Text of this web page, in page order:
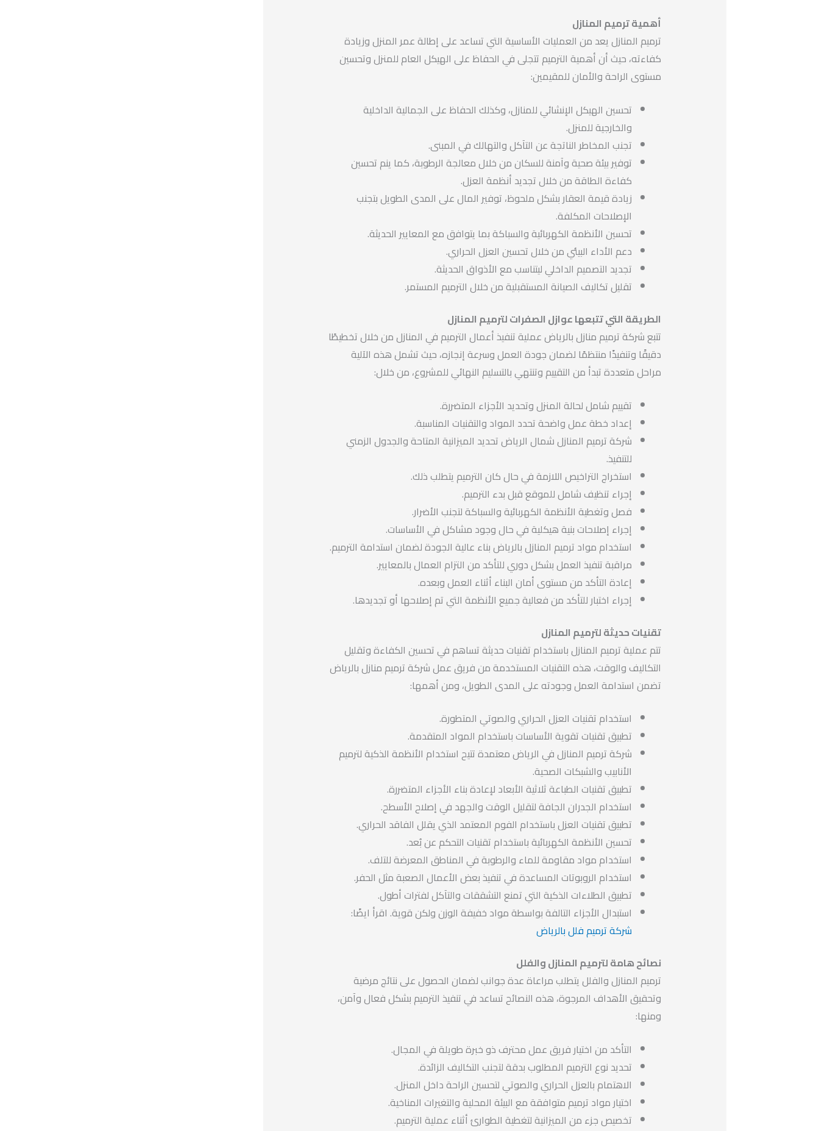
أهمية ترميم المنازل
ترميم المنازل يعد من العمليات الأساسية التي تساعد على إطالة عمر المنزل وزيادة
كفاءته، حيث أن أهمية الترميم تتجلى في الحفاظ على الهيكل العام للمنزل وتحسين
مستوى الراحة والأمان للمقيمين:
تحسين الهيكل الإنشائي للمنازل، وكذلك الحفاظ على الجمالية الداخلية
والخارجية للمنزل.
تجنب المخاطر الناتجة عن التآكل والتهالك في المبنى.
توفير بيئة صحية وآمنة للسكان من خلال معالجة الرطوبة، كما ينم تحسين
كفاءة الطاقة من خلال تجديد أنظمة العزل.
زيادة قيمة العقار بشكل ملحوظ، توفير المال على المدى الطويل بتجنب
الإصلاحات المكلفة.
تحسين الأنظمة الكهربائية والسباكة بما يتوافق مع المعايير الحديثة.
دعم الأداء البيئي من خلال تحسين العزل الحراري.
تجديد التصميم الداخلي ليتناسب مع الأذواق الحديثة.
تقليل تكاليف الصيانة المستقبلية من خلال الترميم المستمر.
الطريقة التي تتبعها عوازل الصفرات لترميم المنازل
تتبع شركة ترميم منازل بالرياض عملية تنفيذ أعمال الترميم في المنازل من خلال تخطيطًا
دقيقًا وتنفيذًا منتظمًا لضمان جودة العمل وسرعة إنجازه، حيث تشمل هذه الآلية
مراحل متعددة تبدأ من التقييم وتنتهي بالتسليم النهائي للمشروع، من خلال:
تقييم شامل لحالة المنزل وتحديد الأجزاء المتضررة.
إعداد خطة عمل واضحة تحدد المواد والتقنيات المناسبة.
شركة ترميم المنازل شمال الرياض تحديد الميزانية المتاحة والجدول الزمني
للتنفيذ.
استخراج التراخيص اللازمة في حال كان الترميم يتطلب ذلك.
إجراء تنظيف شامل للموقع قبل بدء الترميم.
فصل وتغطية الأنظمة الكهربائية والسباكة لتجنب الأضرار.
إجراء إصلاحات بنية هيكلية في حال وجود مشاكل في الأساسات.
استخدام مواد ترميم المنازل بالرياض بناء عالية الجودة لضمان استدامة الترميم.
مراقبة تنفيذ العمل بشكل دوري للتأكد من التزام العمال بالمعايير.
إعادة التأكد من مستوى أمان البناء أثناء العمل وبعده.
إجراء اختبار للتأكد من فعالية جميع الأنظمة التي تم إصلاحها أو تجديدها.
تقنيات حديثة لترميم المنازل
تتم عملية ترميم المنازل باستخدام تقنيات حديثة تساهم في تحسين الكفاءة وتقليل
التكاليف والوقت، هذه التقنيات المستخدمة من فريق عمل شركة ترميم منازل بالرياض
تضمن استدامة العمل وجودته على المدى الطويل، ومن أهمها:
استخدام تقنيات العزل الحراري والصوتي المتطورة.
تطبيق تقنيات تقوية الأساسات باستخدام المواد المتقدمة.
شركة ترميم المنازل في الرياض معتمدة تتيح استخدام الأنظمة الذكية لترميم
الأنابيب والشبكات الصحية.
تطبيق تقنيات الطباعة ثلاثية الأبعاد لإعادة بناء الأجزاء المتضررة.
استخدام الجدران الجافة لتقليل الوقت والجهد في إصلاح الأسطح.
تطبيق تقنيات العزل باستخدام الفوم المعتمد الذي يقلل الفاقد الحراري.
تحسين الأنظمة الكهربائية باستخدام تقنيات التحكم عن بُعد.
استخدام مواد مقاومة للماء والرطوبة في المناطق المعرضة للتلف.
استخدام الروبوتات المساعدة في تنفيذ بعض الأعمال الصعبة مثل الحفر.
تطبيق الطلاءات الذكية التي تمنع التشققات والتآكل لفترات أطول.
استبدال الأجزاء التالفة بواسطة مواد خفيفة الوزن ولكن قوية. اقرأ ايضًا:
شركة ترميم فلل بالرياض
نصائح هامة لترميم المنازل والفلل
ترميم المنازل والفلل يتطلب مراعاة عدة جوانب لضمان الحصول على نتائج مرضية
وتحقيق الأهداف المرجوة، هذه النصائح تساعد في تنفيذ الترميم بشكل فعال وآمن،
ومنها:
التأكد من اختيار فريق عمل محترف ذو خبرة طويلة في المجال.
تحديد نوع الترميم المطلوب بدقة لتجنب التكاليف الزائدة.
الاهتمام بالعزل الحراري والصوتي لتحسين الراحة داخل المنزل.
اختيار مواد ترميم متوافقة مع البيئة المحلية والتغيرات المناخية.
تخصيص جزء من الميزانية لتغطية الطوارئ أثناء عملية الترميم.